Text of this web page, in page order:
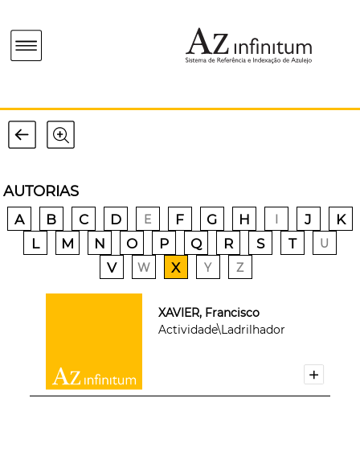
AUTORIAS
A B C D E F G H I J
K
L
M N O P Q R S T U
V W X Y Z
XAVIER, Francisco
Actividade\Ladrilhador